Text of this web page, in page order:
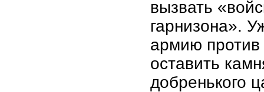
вызвать
гарнизона».
армию против
оставить
добренького